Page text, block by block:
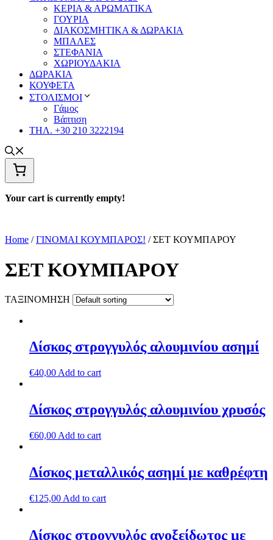
ΚΕΡΙΑ & ΑΡΩΜΑΤΙΚΑ
ΓΟΥΡΙΑ
ΔΙΑΚΟΣΜΗΤΙΚΑ & ΔΩΡΑΚΙΑ
ΜΠΑΛΕΣ
ΣΤΕΦΑΝΙΑ
ΧΩΡΙΟΥΔΑΚΙΑ
ΔΩΡΑΚΙΑ
ΚΟΥΦΕΤΑ
ΣΤΟΛΙΣΜΟΙ
Γάμος
Βάπτιση
ΤΗΛ. +30 210 3222194
Your cart is currently empty!
Home /ΓΙΝΟΜΑΙ ΚΟΥΜΠΑΡΟΣ! / ΣΕΤ ΚΟΥΜΠΑΡΟΥ
ΣΕΤ ΚΟΥΜΠΑΡΟΥ
ΤΑΞΙΝΟΜΗΣΗ
Δίσκος στρογγυλός αλουμινίου ασημί
€40,00 Add to cart
Δίσκος στρογγυλός αλουμινίου χρυσός
€60,00 Add to cart
Δίσκος μεταλλικός ασημί με καθρέφτη
€125,00 Add to cart
Δίσκος στρογγυλός ανοξείδωτος με